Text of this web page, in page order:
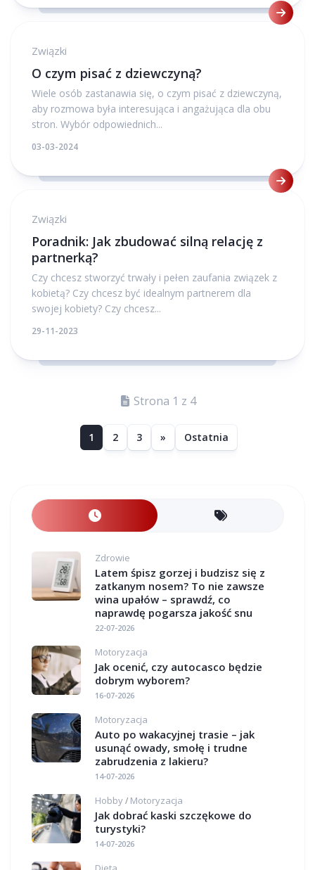
Związki
O czym pisać z dziewczyną?
Wiele osób zastanawia się, o czym pisać z dziewczyną,
aby rozmowa była interesująca i angażująca dla obu
stron. Wybór odpowiednich...
03-03-2024
Związki
Poradnik: Jak zbudować silną relację z
partnerką?
Czy chcesz stworzyć trwały i pełen zaufania związek z
kobietą? Czy chcesz być idealnym partnerem dla
swojej kobiety? Czy chcesz...
29-11-2023
Strona 1 z 4
1 2 3 » Ostatnia
Zdrowie
Latem śpisz gorzej i budzisz się z
zatkanym nosem? To nie zawsze
wina upałów – sprawdź, co
naprawdę pogarsza jakość snu
22-07-2026
Motoryzacja
Jak ocenić, czy autocasco będzie
dobrym wyborem?
16-07-2026
Motoryzacja
Auto po wakacyjnej trasie – jak
usunąć owady, smołę i trudne
zabrudzenia z lakieru?
14-07-2026
Hobby/ Motoryzacja
Jak dobrać kaski szczękowe do
turystyki?
14-07-2026